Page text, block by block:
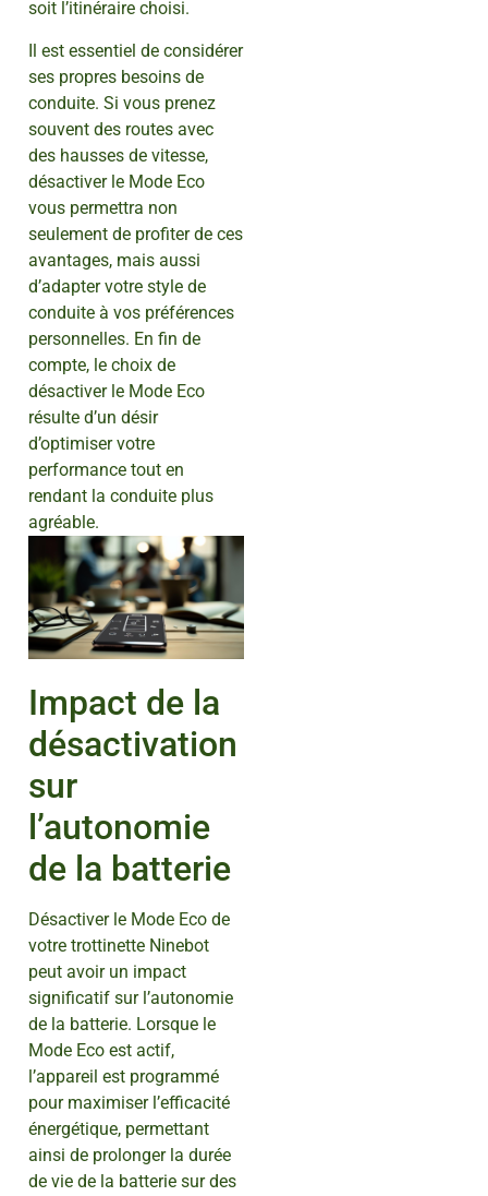
soit l’itinéraire choisi.
Il est essentiel de considérer
ses propres besoins de
conduite. Si vous prenez
souvent des routes avec
des hausses de vitesse,
désactiver le Mode Eco
vous permettra non
seulement de profiter de ces
avantages, mais aussi
d’adapter votre style de
conduite à vos préférences
personnelles. En fin de
compte, le choix de
désactiver le Mode Eco
résulte d’un désir
d’optimiser votre
performance tout en
rendant la conduite plus
agréable.
Impact de la
désactivation
sur
l’autonomie
de la batterie
Désactiver le Mode Eco de
votre trottinette Ninebot
peut avoir un impact
significatif sur l’autonomie
de la batterie. Lorsque le
Mode Eco est actif,
l’appareil est programmé
pour maximiser l’efficacité
énergétique, permettant
ainsi de prolonger la durée
de vie de la batterie sur des